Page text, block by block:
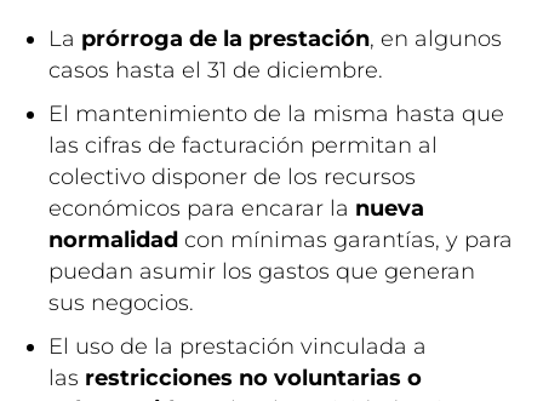
La prórroga de la prestación, en algunos
casos hasta el 31 de diciembre.
El mantenimiento de la misma hasta que
las cifras de facturación permitan al
colectivo disponer de los recursos
económicos para encarar la nueva
normalidad con mínimas garantías, y para
puedan asumir los gastos que generan
sus negocios.
El uso de la prestación vinculada a
las restricciones no voluntarias o